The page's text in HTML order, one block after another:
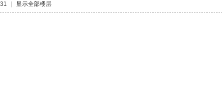
显示全部楼层